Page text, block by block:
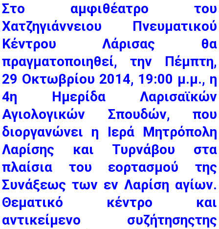
Στο αμφιθέατρο του
Χατζηγιάννειου Πνευματικού
Κέντρου Λάρισας θα
πραγματοποιηθεί, την Πέμπτη,
29 Οκτωβρίου 2014, 19:00 μ.μ., η
4η Ημερίδα Λαρισαϊκών
Αγιολογικών Σπουδών, που
διοργανώνει η Ιερά Μητρόπολη
Λαρίσης και Τυρνάβου στα
πλαίσια του εορτασμού της
Συνάξεως των εν Λαρίση αγίων.
Θεματικό κέντρο και
αντικείμενο συζήτησηςτης